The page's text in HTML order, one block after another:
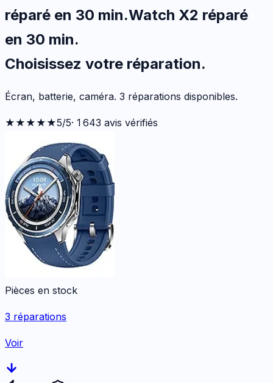
réparé en 30 min.Watch X2 réparé
en 30 min.
Choisissez votre réparation.
Écran, batterie, caméra. 3 réparations disponibles.
★★★★★5/5· 1 643 avis vérifiés
Pièces en stock
3 réparations
Voir